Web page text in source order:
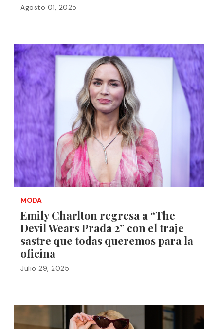
Agosto 01, 2025
MODA
Emily Charlton regresa a “The
Devil Wears Prada 2” con el traje
sastre que todas queremos para la
oficina
Julio 29, 2025